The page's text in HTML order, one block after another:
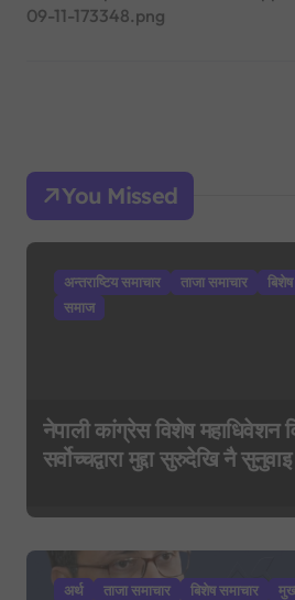
09-11-173348.png
You Missed
अन्तराष्टिय समाचार ताजा समाचार
समाज
नेपाली कांग्रेस विशेष महाधिवेशन
सर्वोच्चद्वारा मुद्दा सुरुदेखि नै सुनुवाइ
अर्थ ताजा समाचार बिशेष समाचार